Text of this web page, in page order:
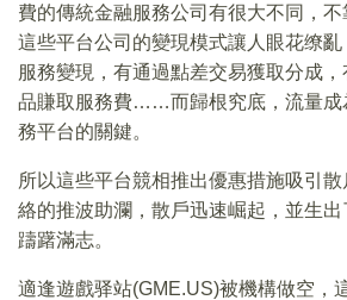
費的傳統金融服務公司有很大不同，不
這些平台公司的變現模式讓人眼花缭
服務變現，有通過點差交易獲取分成
品賺取服務費……而歸根究底，流量成
務平台的關鍵。
所以這些平台競相推出優惠措施吸引
絡的推波助瀾，散戶迅速崛起，並生
躊躇滿志。
適逢遊戲驿站(GME.US)被機構做空，